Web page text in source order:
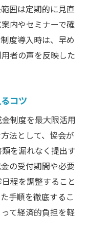
囲は定期的に見直
内やセミナーで確
度導入時は、早め
者の声を反映した
コツ
制度を最大限活用
法として、協会が
を漏れなく提出す
の受付期間や必要
程を調整すること
手順を徹底するこ
て経済的負担を軽